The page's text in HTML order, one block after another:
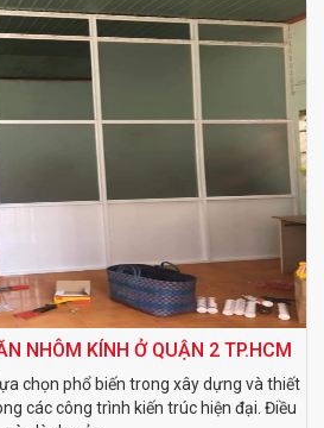
NHÔM KÍNH Ở QUẬN 2 TP.HCM
chọn phổ biến trong xây dựng và thiết
các công trình kiến trúc hiện đại. Điều